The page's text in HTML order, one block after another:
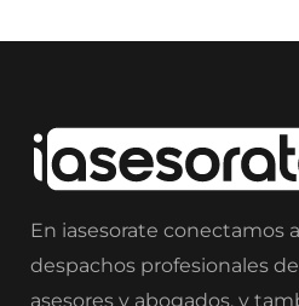
En iasesorate conectamos
despachos profesionales
asesores y abogados, y